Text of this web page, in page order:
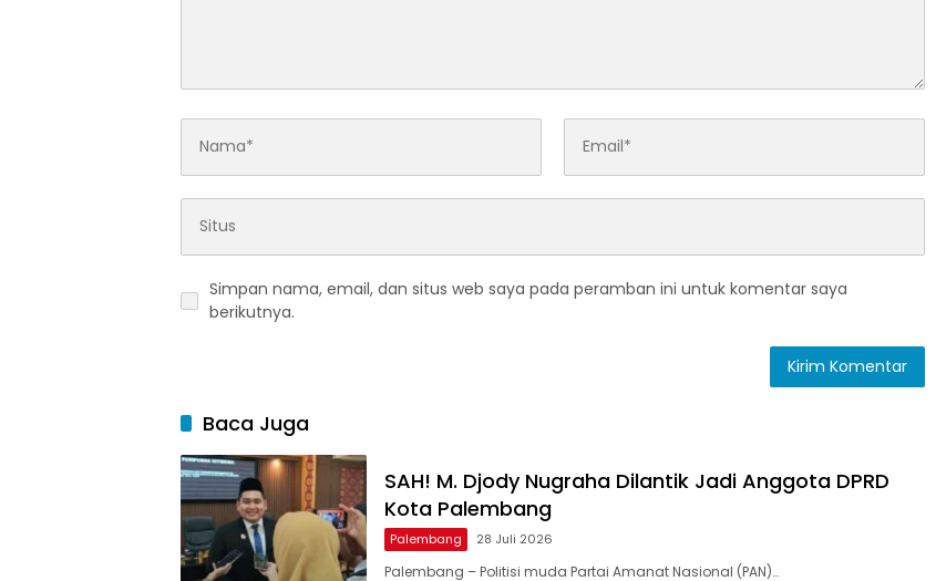
Simpan nama, email, dan situs web saya pada peramban ini untuk komentar saya
berikutnya.
Baca Juga
SAH! M. Djody Nugraha Dilantik Jadi Anggota DPRD
Kota Palembang
Palembang 28 Juli 2026
Palembang – Politisi muda Partai Amanat Nasional (PAN)…